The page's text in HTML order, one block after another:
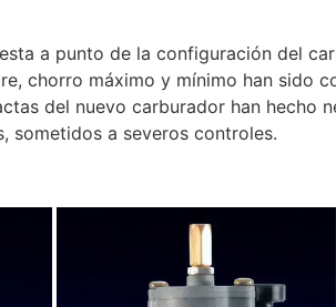
a punto de la configuración del
chorro máximo y mínimo han sido
del nuevo carburador han hecho
sometidos a severos controles.